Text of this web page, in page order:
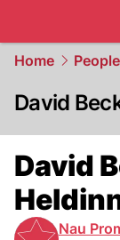
Home People
David
David
Nau